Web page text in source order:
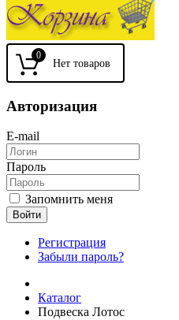
0
Авторизация
E-mail
Пароль
Запомнить меня
Войти
Регистрация
Забыли пароль?
Каталог
Подвеска Лотос